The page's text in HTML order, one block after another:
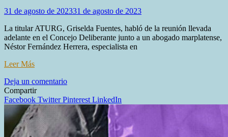
31 de agosto de 202331 de agosto de 2023
La titular ATURG, Griselda Fuentes, habló de la reunión llevada
adelante en el Concejo Deliberante junto a un abogado marplatense,
Néstor Fernández Herrera, especialista en
Leer Más
Deja un comentarioen
“Si
las
multas
son
Compartir
Facebook TwitterPinterest LinkedIn